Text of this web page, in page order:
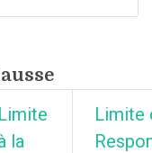
Limite
la
Limite